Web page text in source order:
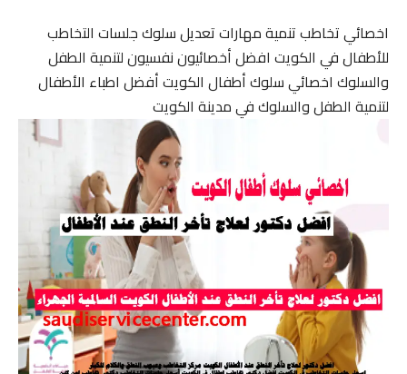
اخصائي تخاطب تنمية مهارات تعديل سلوك جلسات التخاطب
للأطفال في الكويت افضل أخصائيون نفسيون لتنمية الطفل
والسلوك اخصائي سلوك أطفال الكويت أفضل اطباء الأطفال
لتنمية الطفل والسلوك في مدينة الكويت